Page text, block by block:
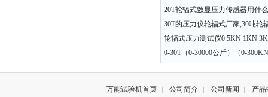
20T轮辐式数显压力传感器用什
30T的压力仪轮辐式厂家,30吨轮
轮辐式压力测试仪0.5KN 1KN
0-30T（0-30000公斤）（0-
万能试验机首页 | 公司简介 | 公司新闻 | 产品